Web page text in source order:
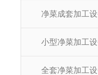
净菜成套加工
小型净菜加工
全套净菜加工